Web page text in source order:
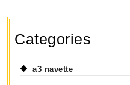
Categories
a3 navette